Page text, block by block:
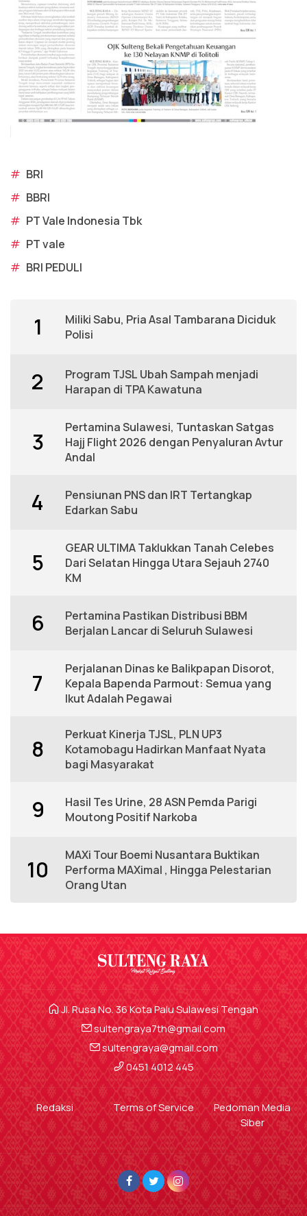
# BRI
# BBRI
# PT Vale Indonesia Tbk
# PT vale
# BRI PEDULI
1
Miliki Sabu, Pria Asal Tambarana Diciduk
Polisi
2
Program TJSL Ubah Sampah menjadi
Harapan di TPA Kawatuna
3
Pertamina Sulawesi, Tuntaskan Satgas
Hajj Flight 2026 dengan Penyaluran Avtur
Andal
4
Pensiunan PNS dan IRT Tertangkap
Edarkan Sabu
5
GEAR ULTIMA Taklukkan Tanah Celebes
Dari Selatan Hingga Utara Sejauh 2740
KM
6
Pertamina Pastikan Distribusi BBM
Berjalan Lancar di Seluruh Sulawesi
7
Perjalanan Dinas ke Balikpapan Disorot,
Kepala Bapenda Parmout: Semua yang
Ikut Adalah Pegawai
8
Perkuat Kinerja TJSL, PLN UP3
Kotamobagu Hadirkan Manfaat Nyata
bagi Masyarakat
9
Hasil Tes Urine, 28 ASN Pemda Parigi
Moutong Positif Narkoba
10
MAXi Tour Boemi Nusantara Buktikan
Performa MAXimal , Hingga Pelestarian
Orang Utan
Jl. Rusa No. 36 Kota Palu Sulawesi Tengah
sultengraya7th@gmail.com
sultengraya@gmail.com
0451 4012 445
Redaksi Terms of Service
Pedoman Media
Siber